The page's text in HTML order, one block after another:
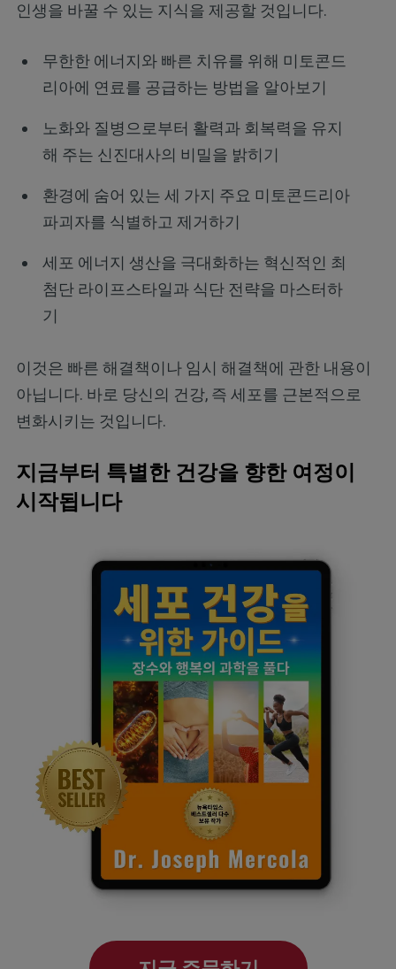
인생을 바꿀 수 있는 지식을 제공할 것입니다.
무한한 에너지와 빠른 치유를 위해 미토콘드
리아에 연료를 공급하는 방법을 알아보기
노화와 질병으로부터 활력과 회복력을 유지
해 주는 신진대사의 비밀을 밝히기
환경에 숨어 있는 세 가지 주요 미토콘드리아
파괴자를 식별하고 제거하기
세포 에너지 생산을 극대화하는 혁신적인 최
첨단 라이프스타일과 식단 전략을 마스터하
기
이것은 빠른 해결책이나 임시 해결책에 관한 내용이
아닙니다. 바로 당신의 건강, 즉 세포를 근본적으로
변화시키는 것입니다.
지금부터 특별한 건강을 향한 여정이
시작됩니다